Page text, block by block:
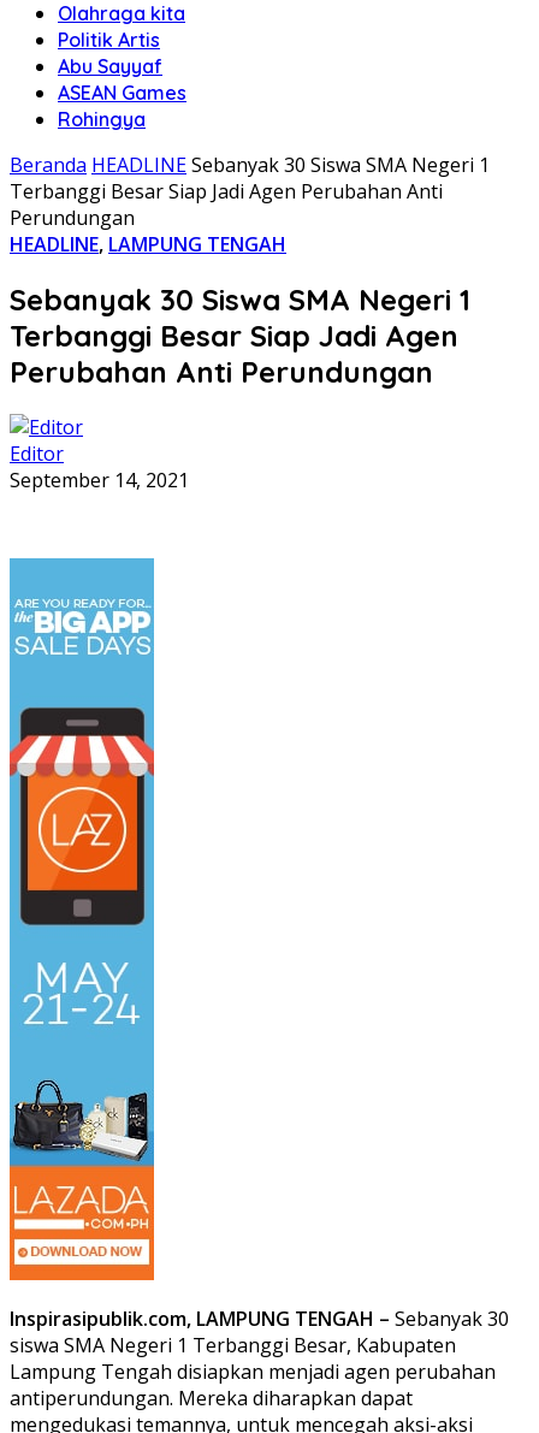
Olahraga kita
Politik Artis
Abu Sayyaf
ASEAN Games
Rohingya
Beranda HEADLINESebanyak 30 Siswa SMA Negeri 1
Terbanggi Besar Siap Jadi Agen Perubahan Anti
Perundungan
HEADLINE, LAMPUNG TENGAH
Sebanyak 30 Siswa SMA Negeri 1
Terbanggi Besar Siap Jadi Agen
Perubahan Anti Perundungan
Editor
September 14, 2021
Inspirasipublik.com, LAMPUNG TENGAH – Sebanyak 30
siswa SMA Negeri 1 Terbanggi Besar, Kabupaten
Lampung Tengah disiapkan menjadi agen perubahan
antiperundungan. Mereka diharapkan dapat
mengedukasi temannya, untuk mencegah aksi-aksi